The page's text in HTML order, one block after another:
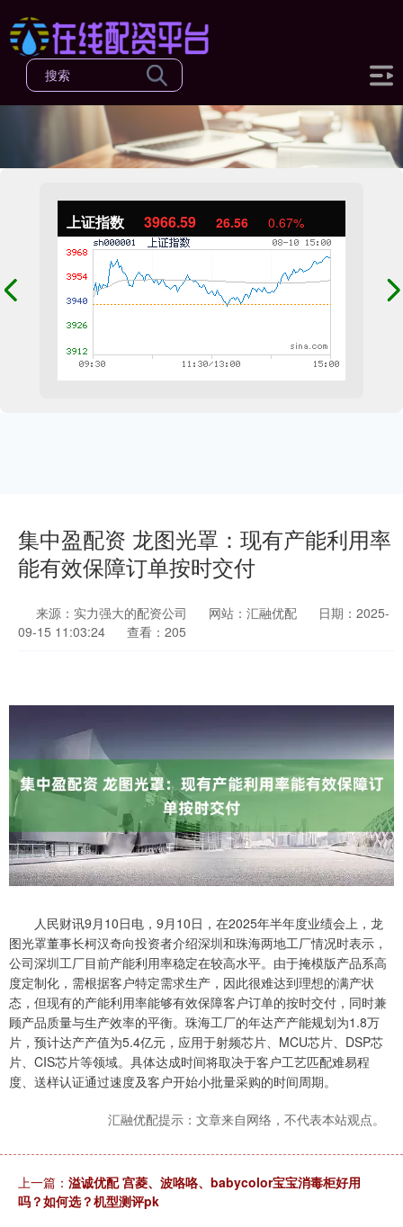
上证指数 3966.59 26.56 0.67%
集中盈配资 龙图光罩：现有产能利用率
能有效保障订单按时交付
来源：实力强大的配资公司 网站：汇融优配
日期：2025-
09-15 11:03:24
查看：205
人民财讯9月10日电，9月10日，在2025年半年度业绩会上，龙
图光罩董事长柯汉奇向投资者介绍深圳和珠海两地工厂情况时表示，
公司深圳工厂目前产能利用率稳定在较高水平。由于掩模版产品系高
度定制化，需根据客户特定需求生产，因此很难达到理想的满产状
态，但现有的产能利用率能够有效保障客户订单的按时交付，同时兼
顾产品质量与生产效率的平衡。珠海工厂的年达产产能规划为1.8万
片，预计达产产值为5.4亿元，应用于射频芯片、MCU芯片、DSP芯
片、CIS芯片等领域。具体达成时间将取决于客户工艺匹配难易程
度、送样认证通过速度及客户开始小批量采购的时间周期。
汇融优配提示：文章来自网络，不代表本站观点。
上一篇： 溢诚优配 宫菱、波咯咯、babycolor宝宝消毒柜好用
吗？如何选？机型测评pk